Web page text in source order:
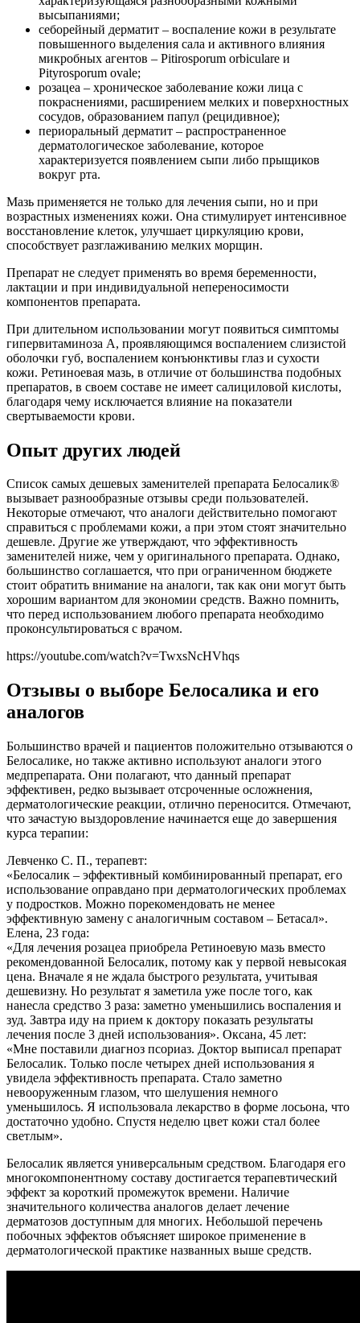
высыпаниями;
себорейный дерматит – воспаление кожи в результате
повышенного выделения сала и активного влияния
микробных агентов – Pitirosporum orbiculare и
Pityrosporum ovale;
розацеа – хроническое заболевание кожи лица с
покраснениями, расширением мелких и поверхностных
сосудов, образованием папул (рецидивное);
периоральный дерматит – распространенное
дерматологическое заболевание, которое
характеризуется появлением сыпи либо прыщиков
вокруг рта.
Мазь применяется не только для лечения сыпи, но и при
возрастных изменениях кожи. Она стимулирует интенсивное
восстановление клеток, улучшает циркуляцию крови,
способствует разглаживанию мелких морщин.
Препарат не следует применять во время беременности,
лактации и при индивидуальной непереносимости
компонентов препарата.
При длительном использовании могут появиться симптомы
гипервитаминоза А, проявляющимся воспалением слизистой
оболочки губ, воспалением конъюнктивы глаз и сухости
кожи. Ретиноевая мазь, в отличие от большинства подобных
препаратов, в своем составе не имеет салициловой кислоты,
благодаря чему исключается влияние на показатели
свертываемости крови.
Опыт других людей
Список самых дешевых заменителей препарата Белосалик®
вызывает разнообразные отзывы среди пользователей.
Некоторые отмечают, что аналоги действительно помогают
справиться с проблемами кожи, а при этом стоят значительно
дешевле. Другие же утверждают, что эффективность
заменителей ниже, чем у оригинального препарата. Однако,
большинство соглашается, что при ограниченном бюджете
стоит обратить внимание на аналоги, так как они могут быть
хорошим вариантом для экономии средств. Важно помнить,
что перед использованием любого препарата необходимо
проконсультироваться с врачом.
https://youtube.com/watch?v=TwxsNcHVhqs
Отзывы о выборе Белосалика и его
аналогов
Большинство врачей и пациентов положительно отзываются о
Белосалике, но также активно используют аналоги этого
медпрепарата. Они полагают, что данный препарат
эффективен, редко вызывает отсроченные осложнения,
дерматологические реакции, отлично переносится. Отмечают,
что зачастую выздоровление начинается еще до завершения
курса терапии:
Левченко С. П., терапевт:
«Белосалик – эффективный комбинированный препарат, его
использование оправдано при дерматологических проблемах
у подростков. Можно порекомендовать не менее
эффективную замену с аналогичным составом – Бетасал».
Елена, 23 года:
«Для лечения розацеа приобрела Ретиноевую мазь вместо
рекомендованной Белосалик, потому как у первой невысокая
цена. Вначале я не ждала быстрого результата, учитывая
дешевизну. Но результат я заметила уже после того, как
нанесла средство 3 раза: заметно уменьшились воспаления и
зуд. Завтра иду на прием к доктору показать результаты
лечения после 3 дней использования». Оксана, 45 лет:
«Мне поставили диагноз псориаз. Доктор выписал препарат
Белосалик. Только после четырех дней использования я
увидела эффективность препарата. Стало заметно
невооруженным глазом, что шелушения немного
уменьшилось. Я использовала лекарство в форме лосьона, что
достаточно удобно. Спустя неделю цвет кожи стал более
светлым».
Белосалик является универсальным средством. Благодаря его
многокомпонентному составу достигается терапевтический
эффект за короткий промежуток времени. Наличие
значительного количества аналогов делает лечение
дерматозов доступным для многих. Небольшой перечень
побочных эффектов объясняет широкое применение в
дерматологической практике названных выше средств.